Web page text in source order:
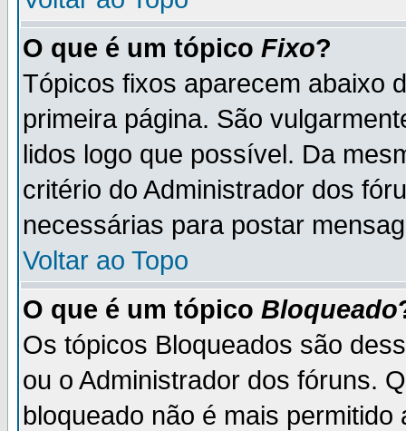
O que é um tópico Fixo?
Tópicos fixos aparecem abaixo
primeira página. São
lidos logo que possível. Da
critério do Administrador dos
necessárias para postar
Voltar ao Topo
O que é um tópico Bloqueado
Os tópicos Bloqueados são
ou o Administrador dos fóruns.
bloqueado não é mais